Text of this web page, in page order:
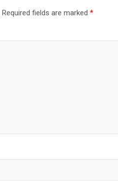
Required fields are marked *